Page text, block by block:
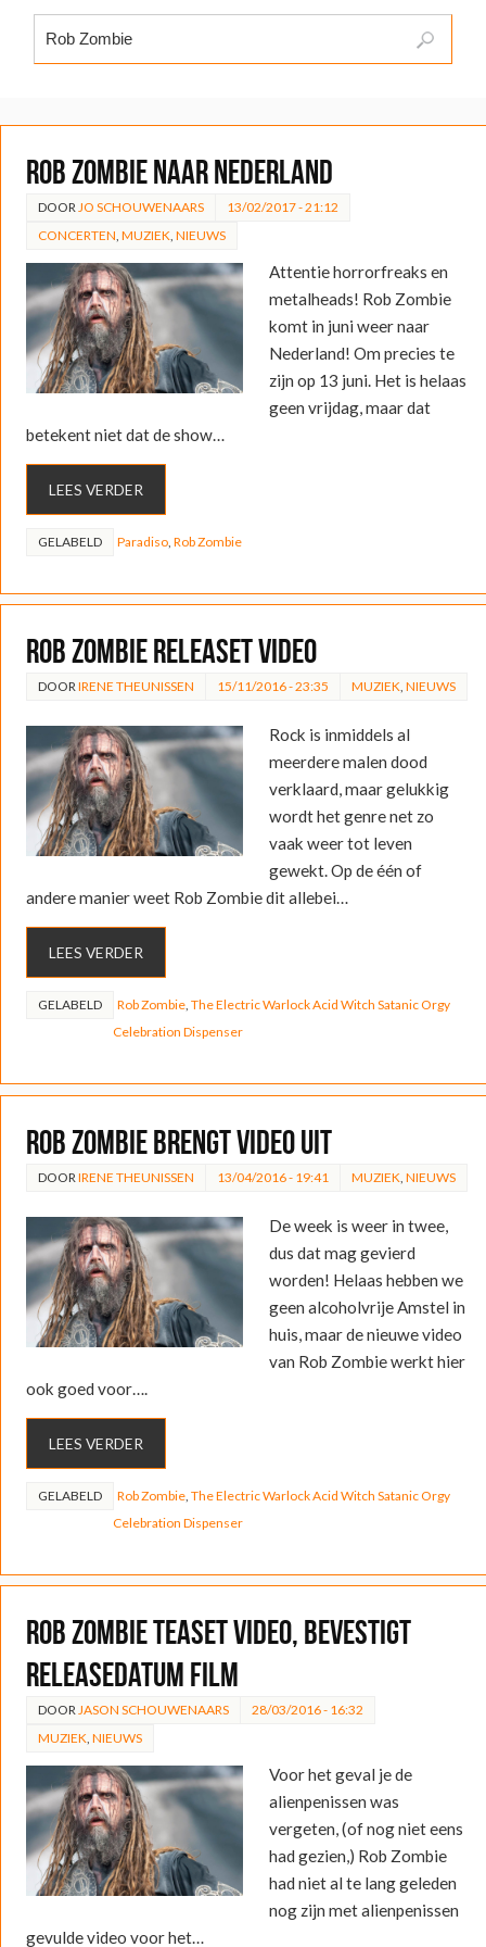
Rob Zombie naar Nederland
DOOR JO SCHOUWENAARS
13/02/2017 - 21:12
CONCERTEN MUZIEK NIEUWS
Attentie horrorfreaks en
metalheads! Rob Zombie
komt in juni weer naar
Nederland! Om precies te
zijn op 13 juni. Het is helaas
geen vrijdag, maar dat
betekent niet dat de show…
LEES VERDER
GELABELD Paradiso, Rob Zombie
Rob Zombie releaset video
DOOR IRENE THEUNISSEN 15/11/2016 - 23:35 MUZIEK NIEUWS
Rock is inmiddels al
meerdere malen dood
verklaard, maar gelukkig
wordt het genre net zo
vaak weer tot leven
gewekt. Op de één of
andere manier weet Rob Zombie dit allebei…
LEES VERDER
GELABELD Rob Zombie, The Electric Warlock Acid Witch Satanic Orgy
Celebration Dispenser
Rob Zombie brengt video uit
DOOR IRENE THEUNISSEN 13/04/2016 - 19:41 MUZIEK NIEUWS
De week is weer in twee,
dus dat mag gevierd
worden! Helaas hebben we
geen alcoholvrije Amstel in
huis, maar de nieuwe video
van Rob Zombie werkt hier
ook goed voor….
LEES VERDER
GELABELD Rob Zombie, The Electric Warlock Acid Witch Satanic Orgy
Celebration Dispenser
Rob Zombie teaset video, bevestigt
releasedatum film
DOOR JASON SCHOUWENAARS
28/03/2016 - 16:32
MUZIEK NIEUWS
Voor het geval je de
alienpenissen was
vergeten, (of nog niet eens
had gezien,) Rob Zombie
had niet al te lang geleden
nog zijn met alienpenissen
gevulde video voor het…